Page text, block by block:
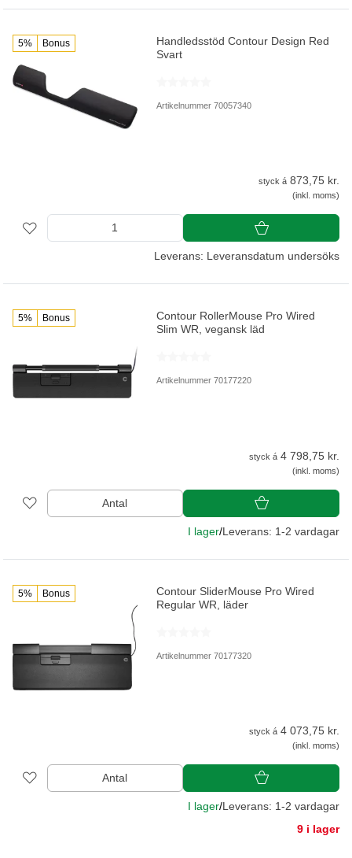
5% Bonus
Handledsstöd Contour Design Red
Svart
Artikelnummer 70057340
styck á 873,75 kr.
(inkl. moms)
Leverans: Leveransdatum undersöks
5% Bonus
Contour RollerMouse Pro Wired
Slim WR, vegansk läd
Artikelnummer 70177220
styck á 4 798,75 kr.
(inkl. moms)
Antal
I lager/Leverans: 1-2 vardagar
5% Bonus
Contour SliderMouse Pro Wired
Regular WR, läder
Artikelnummer 70177320
styck á 4 073,75 kr.
(inkl. moms)
Antal
I lager/Leverans: 1-2 vardagar
9 i lager